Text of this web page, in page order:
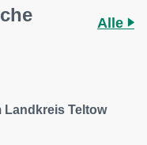
Alle
Landkreis Teltow